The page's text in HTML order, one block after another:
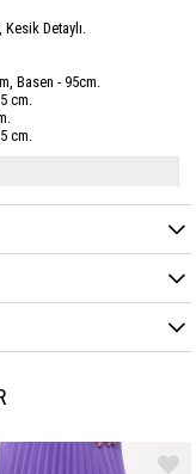
Detaylı.
Basen - 95cm.
cm.
cm.